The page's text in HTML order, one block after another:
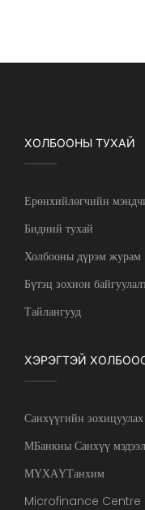
ХОЛБООНЫ ТУХАЙ
Ерөнхийлөгчийн
Бидний тухай
Холбооны дүрэм журам
Бүтэц зохион
Тайлангууд
ХЭРЭГТЭЙ
Санхүүгийн
МБанкны Санхүү
МҮХАҮТанхим
Microfinance Centre